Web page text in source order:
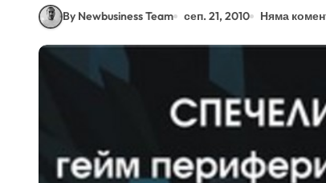
By Newbusiness Team сеп. 21, 2010 Няма